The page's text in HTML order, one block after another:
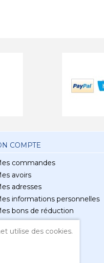
COMPTE
commandes
avoirs
adresses
informations personnelles
bons de réduction
utilise des cookies.